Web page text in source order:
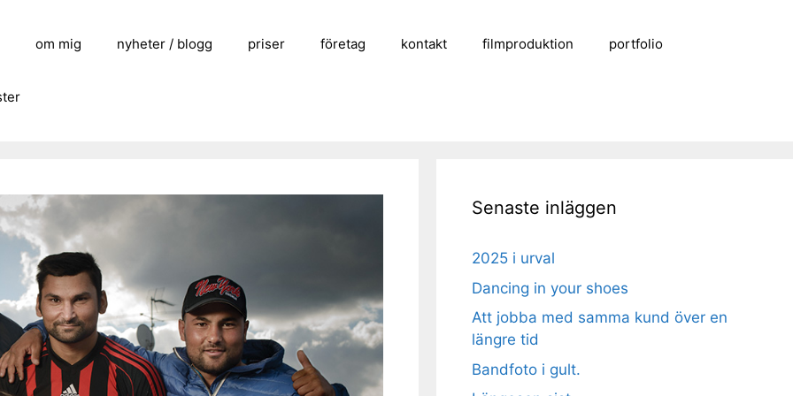
om mig nyheter / blogg priser företag kontakt filmproduktion portfolio
Senaste inläggen
2025 i urval
Dancing in your shoes
Att jobba med samma kund över en
längre tid
Bandfoto i gult.